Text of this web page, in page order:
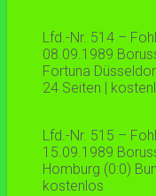
Lfd.-Nr. 514 –
08.09.1989
Fortuna
24 Seiten |
Lfd.-Nr. 515 –
15.09.1989
Homburg (0:0)
kostenlos